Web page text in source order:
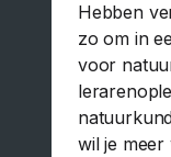
Hebben
zo om in
voor
wil je